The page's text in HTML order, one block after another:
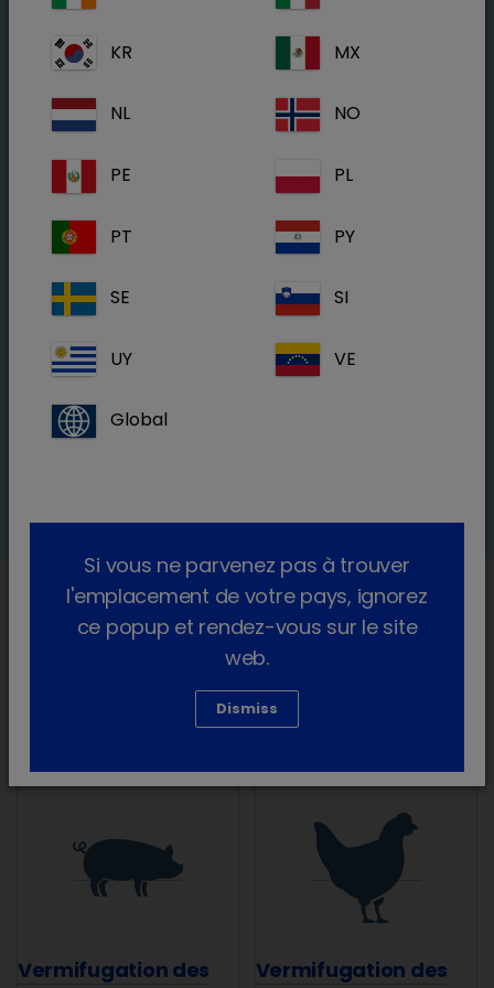
Diagnostic des infections par les vers
chez les porcs et les poulets
et pouvant avoir un impact économique
à laquelle on vermifuge les poulets et les porcs,
plus souvent que nécessaire augmente les
développent une résistance.
C'est pourquoi un diagnostic systématique et
La vermifugation stratégique est
une pratique importante pour
contrôler et prévenir les
Vermifugation des
Vermifugation des
KR MX
NL NO
PE PL
PT PY
SE SI
UY VE
Global
Si vous ne parvenez pas à trouver
l'emplacement de votre pays, ignorez
ce popup et rendez-vous sur le site
web.
Dismiss